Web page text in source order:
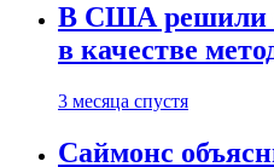
В США решили
в качестве
3 месяца спустя
Саймонс